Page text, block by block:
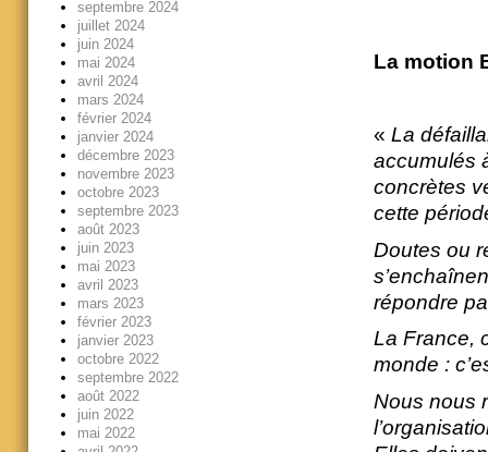
La motion
« La
accumulés
concrètes
cette
Doutes ou
répondre
La France,
monde :
Nous nous
septembre 2024
juillet 2024
juin 2024
mai 2024
avril 2024
mars 2024
février 2024
janvier 2024
décembre 2023
novembre 2023
octobre 2023
septembre 2023
août 2023
juin 2023
mai 2023
avril 2023
mars 2023
février 2023
janvier 2023
octobre 2022
septembre 2022
août 2022
juin 2022
mai 2022